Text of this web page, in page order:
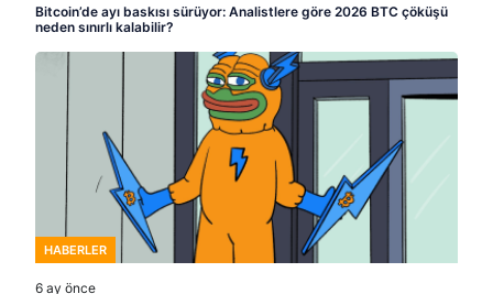
Bitcoin’de ayı baskısı sürüyor: Analistlere göre 2026 BTC çöküşü
neden sınırlı kalabilir?
HABERLER
6 ay önce